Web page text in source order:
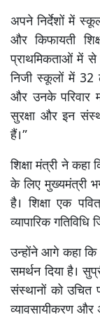
अपने निर्देशों में
और किफायती
प्राथमिकताओं में
निजी स्कूलों में 32
और उनके परिवार
सुरक्षा और इन
हैं।”
शिक्षा मंत्री ने कहा
के लिए मुख्यमंत्री
है। शिक्षा एक
व्यापारिक
उन्होंने आगे कहा कि
समर्थन दिया है।
संस्थानों को उचित
व्यावसायीकरण और